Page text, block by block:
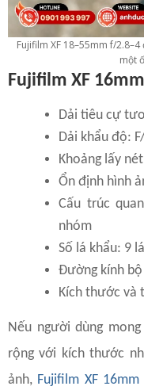
Fujifilm XF 18–55mm f/
một
Fujifilm XF
Dải tiêu cự
Dải khẩu độ:
Khoảng lấy
Ổn định hình
Cấu trúc
nhóm
Số lá khẩu: 9 lá
Đường kính
Kích thước và
Nếu người dùng
rộng với kích thước
ảnh, Fujifilm XF